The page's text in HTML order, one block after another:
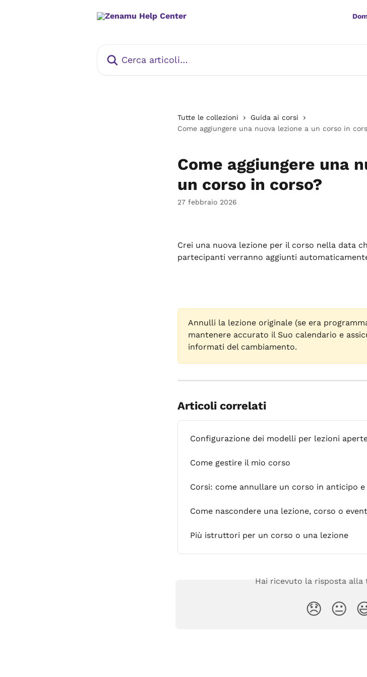
Tutte le collezioni
Guida ai corsi
Come aggiungere una nuova lezione a un corso in
Come aggiungere una
un corso in corso?
27 febbraio 2026
Crei una nuova lezione per il corso nella data
partecipanti verranno aggiunti
Annulli la lezione originale (se era
mantenere accurato il Suo calendario e
informati del cambiamento.
Articoli correlati
Configurazione dei modelli per lezioni
Come gestire il mio corso
Corsi: come annullare un corso in anticipo
Come nascondere una lezione, corso o
Più istruttori per un corso o una lezione
Hai ricevuto la risposta alla
😞 😐